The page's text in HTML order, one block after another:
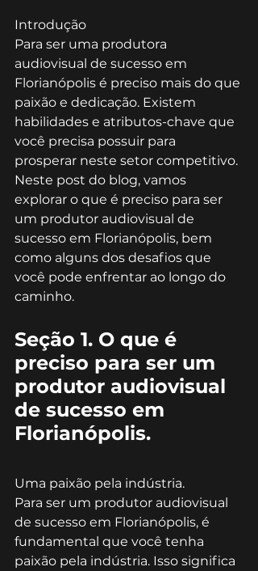
Introdução
Para ser uma produtora
audiovisual de sucesso em
Florianópolis é preciso mais do que
paixão e dedicação. Existem
habilidades e atributos-chave que
você precisa possuir para
prosperar neste setor competitivo.
Neste post do blog, vamos
explorar o que é preciso para ser
um produtor audiovisual de
sucesso em Florianópolis, bem
como alguns dos desafios que
você pode enfrentar ao longo do
caminho.
Seção 1. O que é
preciso para ser um
produtor audiovisual
de sucesso em
Florianópolis.
Uma paixão pela indústria.
Para ser um produtor audiovisual
de sucesso em Florianópolis, é
fundamental que você tenha
paixão pela indústria. Isso significa